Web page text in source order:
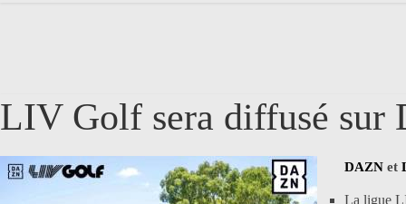
LIV Golf sera diffusé sur
DAZN et
La ligue